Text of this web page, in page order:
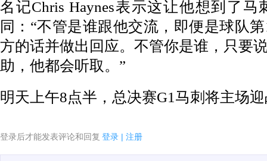
名记Chris Haynes表示这让他想到了
同：“不管是谁跟他交流，即便是球队
方的话并做出回应。不管你是谁，只要
助，他都会听取。”
明天上午8点半，总决赛G1马刺将主场
登录后才能发表评论和回复 登录 | 注册